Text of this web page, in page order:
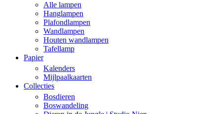
Alle lampen
Hanglampen
Plafondlampen
Wandlampen
Houten wandlampen
Tafellamp
Papier
Kalenders
Mijlpaalkaarten
Collecties
Bosdieren
Boswandeling